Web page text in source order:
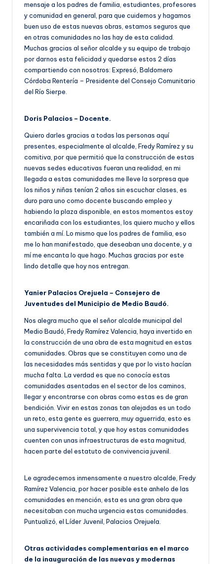
mensaje a los padres de familia, estudiantes, profesores
y comunidad en general, para que cuidemos y hagamos
buen uso de estas nuevas obras, estamos seguros que
en otras comunidades no las hay de esta calidad.
Muchas gracias al señor alcalde y su equipo de trabajo
por darnos esta felicidad y quedarse estos 2 días
compartiendo con nosotros: Expresó, Baldomero
Córdoba Rentería – Presidente del Consejo Comunitario
del Río Sierpe.
Doris Palacios – Docente.
Quiero darles gracias a todas las personas aquí
presentes, especialmente al alcalde, Fredy Ramírez y su
comitiva, por que permitió que la construcción de estas
nuevas sedes educativas fueran una realidad, en mi
llegada a estas comunidades me lleve la sorpresa que
los niños y niñas tenían 2 años sin escuchar clases, es
duro para uno como docente buscando empleo y
habiendo la plaza disponible, en estos momentos estoy
encariñada con los estudiantes, los quiero mucho y ellos
también a mí. Lo mismo que los padres de familia, eso
me lo han manifestado, que deseaban una docente, y a
mí me encanta lo que hago. Muchas gracias por este
lindo detalle que hoy nos entregan.
Yanier Palacios Orejuela – Consejero de
Juventudes del Municipio de Medio Baudó.
Nos alegra mucho que el señor alcalde municipal del
Medio Baudó, Fredy Ramírez Valencia, haya invertido en
la construcción de una obra de esta magnitud en estas
comunidades. Obras que se constituyen como una de
las necesidades más sentidas y que por lo visto hacían
mucha falta. La verdad es que no conocía estas
comunidades asentadas en el sector de los caminos,
llegar y encontrarse con obras como estas es de gran
bendición. Vivir en estas zonas tan alejadas es un todo
un reto, esta gente es guerrera, muy aguerrida, esto es
una supervivencia total, y que hoy estas comunidades
cuenten con unas infraestructuras de esta magnitud,
hacen parte del estatuto de convivencia juvenil.
Le agradecemos inmensamente a nuestro alcalde, Fredy
Ramírez Valencia, por hacer posible este anhelo de las
comunidades en mención, esta es una gran obra que
necesitaban con mucha urgencia estas comunidades.
Puntualizó, el Líder Juvenil, Palacios Orejuela.
Otras actividades complementarias en el marco
de la inauguración de las nuevas y modernas